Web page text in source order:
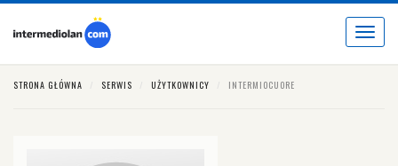
Toggle
STRONA GŁÓWNA SERWIS UŻYTKOWNICY INTERMIOCUORE